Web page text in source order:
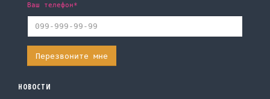
Ваш телефон*
НОВОСТИ